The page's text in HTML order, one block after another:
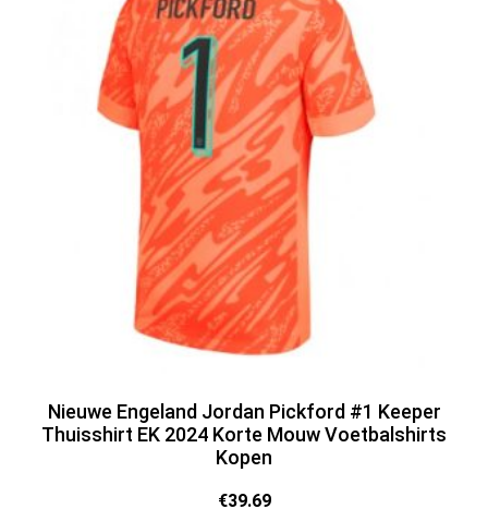
Nieuwe Engeland Jordan Pickford #1 Keeper
Thuisshirt EK 2024 Korte Mouw Voetbalshirts
Kopen
€39.69